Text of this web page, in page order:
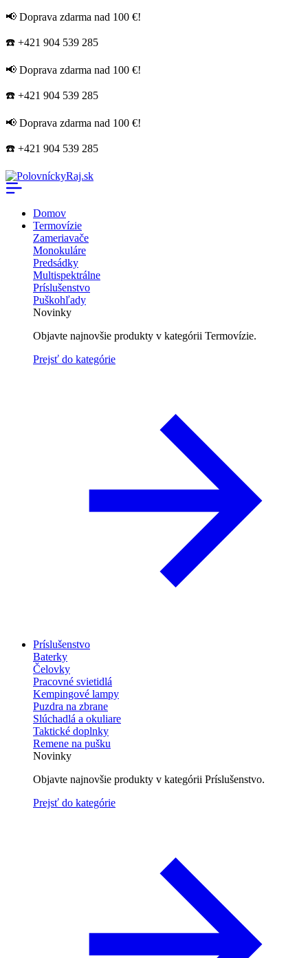
📢 Doprava zdarma nad 100 €!
☎️ +421 904 539 285
📢 Doprava zdarma nad 100 €!
☎️ +421 904 539 285
📢 Doprava zdarma nad 100 €!
☎️ +421 904 539 285
Domov
Termovízie
Zameriavače
Monokuláre
Predsádky
Multispektrálne
Príslušenstvo
Puškohľady
Novinky
Objavte najnovšie produkty v kategórii Termovízie.
Prejsť do kategórie
Príslušenstvo
Baterky
Čelovky
Pracovné svietidlá
Kempingové lampy
Puzdra na zbrane
Slúchadlá a okuliare
Taktické doplnky
Remene na pušku
Novinky
Objavte najnovšie produkty v kategórii Príslušenstvo.
Prejsť do kategórie